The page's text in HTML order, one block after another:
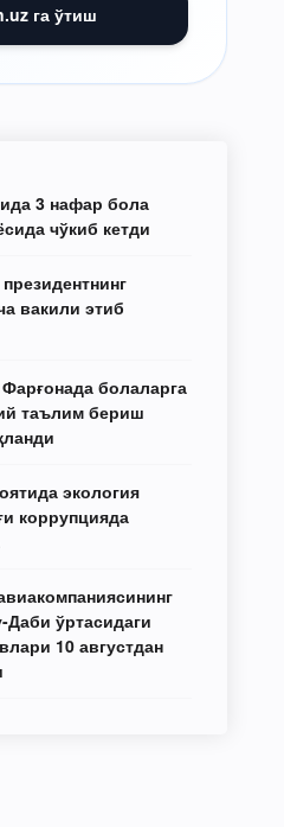
га ўтиш
3 нафар бола
чўкиб кетди
вакили этиб
болаларга
таълим бериш
экология
коррупцияда
ўртасидаги
10 августдан